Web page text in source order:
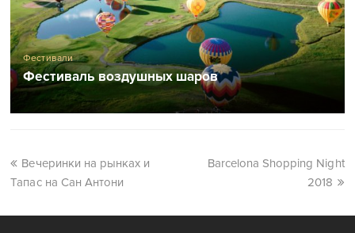
Фестивали
Фестиваль воздушных шаров
Вечеринки на рынках и
Тапас на Сан Антони
Barcelona Shopping Night
2018